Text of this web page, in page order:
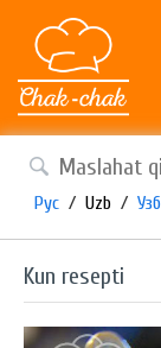
Рус / Uzb / Узб
Kun resepti